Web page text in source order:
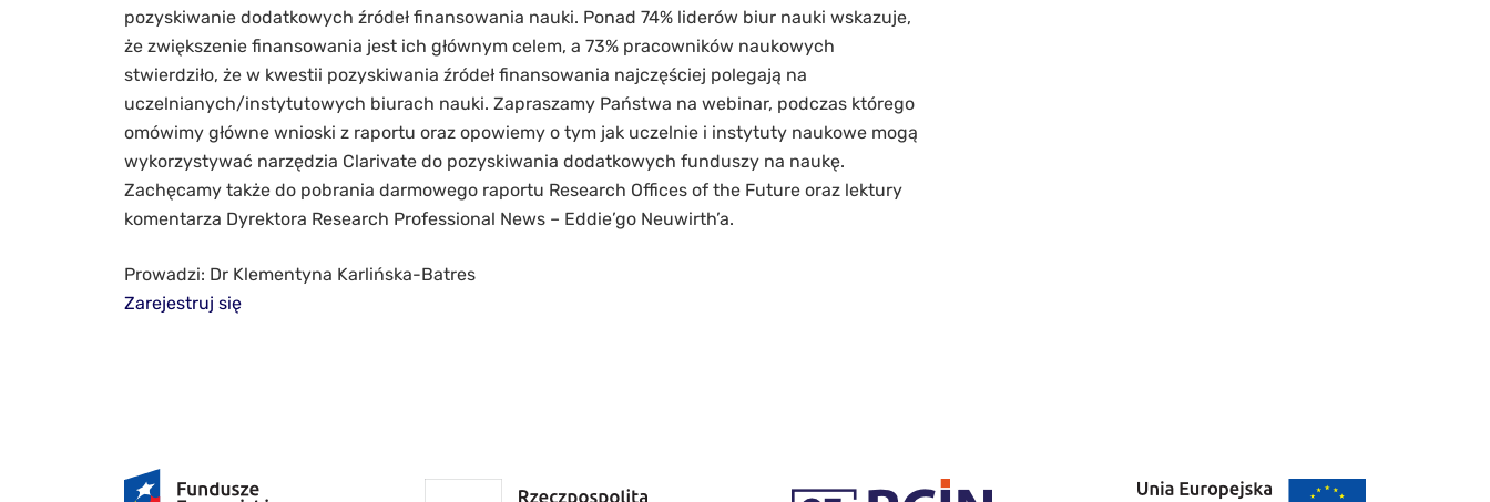
pozyskiwanie dodatkowych źródeł finansowania nauki. Ponad 74% liderów biur nauki wskazuje,
że zwiększenie finansowania jest ich głównym celem, a 73% pracowników naukowych
stwierdziło, że w kwestii pozyskiwania źródeł finansowania najczęściej polegają na
uczelnianych/instytutowych biurach nauki. Zapraszamy Państwa na webinar, podczas którego
omówimy główne wnioski z raportu oraz opowiemy o tym jak uczelnie i instytuty naukowe mogą
wykorzystywać narzędzia Clarivate do pozyskiwania dodatkowych funduszy na naukę.
Zachęcamy także do pobrania darmowego raportu Research Offices of the Future oraz lektury
komentarza Dyrektora Research Professional News – Eddie’go Neuwirth’a.
Prowadzi: Dr Klementyna Karlińska-Batres
Zarejestruj się